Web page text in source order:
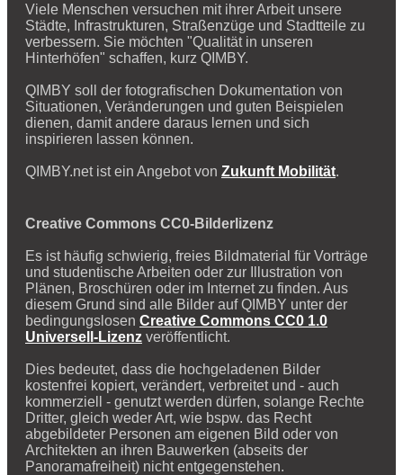
Viele Menschen versuchen mit ihrer Arbeit unsere
Städte, Infrastrukturen, Straßenzüge und Stadtteile zu
verbessern. Sie möchten "Qualität in unseren
Hinterhöfen" schaffen, kurz QIMBY.
QIMBY soll der fotografischen Dokumentation von
Situationen, Veränderungen und guten Beispielen
dienen, damit andere daraus lernen und sich
inspirieren lassen können.
QIMBY.net ist ein Angebot von Zukunft Mobilität.
Creative Commons CC0-Bilderlizenz
Es ist häufig schwierig, freies Bildmaterial für Vorträge
und studentische Arbeiten oder zur Illustration von
Plänen, Broschüren oder im Internet zu finden. Aus
diesem Grund sind alle Bilder auf QIMBY unter der
bedingungslosen Creative Commons CC0 1.0
Universell-Lizenz veröffentlicht.
Dies bedeutet, dass die hochgeladenen Bilder
kostenfrei kopiert, verändert, verbreitet und - auch
kommerziell - genutzt werden dürfen, solange Rechte
Dritter, gleich weder Art, wie bspw. das Recht
abgebildeter Personen am eigenen Bild oder von
Architekten an ihren Bauwerken (abseits der
Panoramafreiheit) nicht entgegenstehen.